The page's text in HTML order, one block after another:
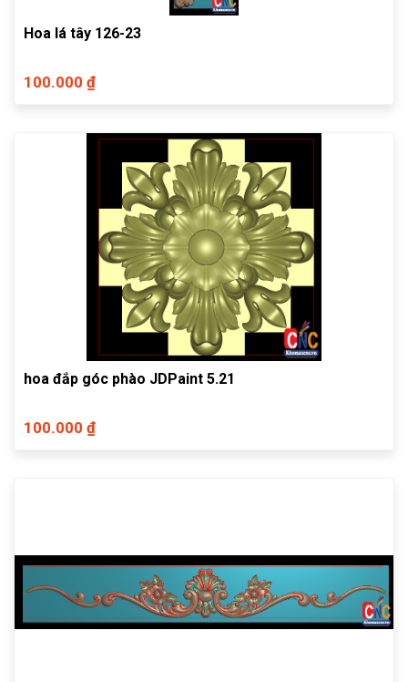
Hoa lá tây 126-23
100.000 ₫
hoa đắp góc phào JDPaint 5.21
100.000 ₫